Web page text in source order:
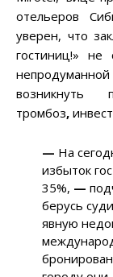
отельеров
уверен, что
гостиниц!» не
тромбоз,
— На
избыток
35%, —
берусь
явную